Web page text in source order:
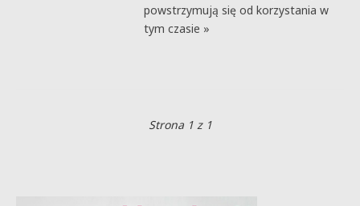
powstrzymują się od korzystania w
tym czasie »
Strona 1 z 1